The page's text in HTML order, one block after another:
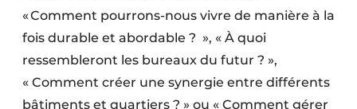
« Comment pourrons-nous vivre de manière à la
fois durable et abordable ? », « À quoi
ressembleront les bureaux du futur ? »,
« Comment créer une synergie entre différents
bâtiments et quartiers ? » ou « Comment gérer